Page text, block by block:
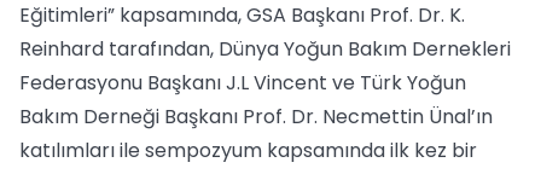
Eğitimleri” kapsamında, GSA Başkanı Prof. Dr. K.
Reinhard tarafından, Dünya Yoğun Bakım Dernekleri
Federasyonu Başkanı J.L Vincent ve Türk Yoğun
Bakım Derneği Başkanı Prof. Dr. Necmettin Ünal’ın
katılımları ile sempozyum kapsamında ilk kez bir